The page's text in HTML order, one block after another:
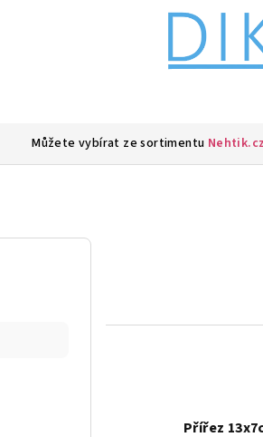
Můžete vybírat ze sortimentu Nehtik.cz
Přířez